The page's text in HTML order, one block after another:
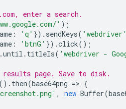
enter a search.
' );
: 'q' }). sendKeys(
: 'btnG' }).click();
.until . titleIs( 'webdriver -
page. Save to disk.
(). then(base64png => {
, new Buffer(